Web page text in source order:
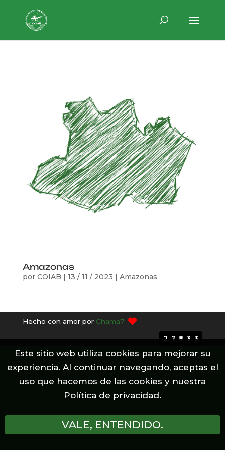
Amazonas
por COIAB 13 / 11 / 2023 Amazonas
Hecho con amor por Chama7
27833
Este sitio web utiliza cookies para mejorar su
experiencia. Al continuar navegando, aceptas el
uso que hacemos de las cookies y nuestra
Política de privacidad.
VALE, ENTENDIDO.